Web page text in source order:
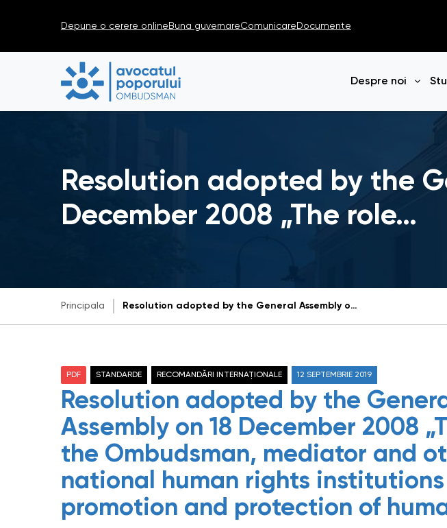
Depune o cerere online Buna guvernareComunicare Documente
Despre noi
Resolution adopted by the
December 2008 „The role…
Principala Resolution adopted by the General Assembly on 18 December 2008 „The role of the Ombudsman, mediator and other national human rights institutions in the promotion and protection of human rights”
PDF STANDARDE RECOMANDĂRI INTERNAȚIONALE 12 SEPTEMBRIE 2019
Resolution adopted by the
Assembly on 18 December 2008
the Ombudsman, mediator and
national human rights
promotion and protection of